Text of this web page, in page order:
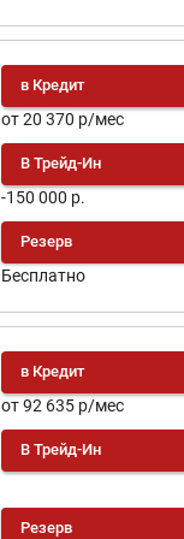
в Кредит
от 20 370 р/мес
В Трейд-Ин
-150 000 р.
Резерв
Бесплатно
в Кредит
от 92 635 р/мес
В Трейд-Ин
Резерв